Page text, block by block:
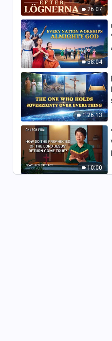
26:07
58:04
1:26:13
10:00